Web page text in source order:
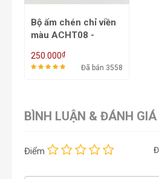
Bộ ấm chén chỉ viền
màu ACHT08 -
250.000₫
Đã bán 3558
BÌNH LUẬN & ĐÁNH GIÁ
Điểm